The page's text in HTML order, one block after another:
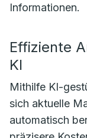
Informationen.
Effiziente
KI
Mithilfe KI-
sich aktuelle
automatisch